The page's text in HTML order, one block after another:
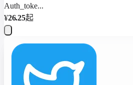
Auth_toke...
¥26.25起